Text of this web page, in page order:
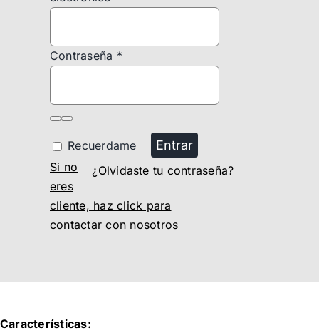
Contraseña *
Recuerdame Entrar
¿Olvidaste tu contraseña?
Si no
eres
cliente, haz click para
contactar con nosotros
Características: